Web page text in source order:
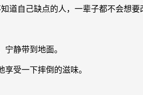
道自己缺点的人，一辈子都不会想要
静带到地面。
受一下摔倒的滋味。